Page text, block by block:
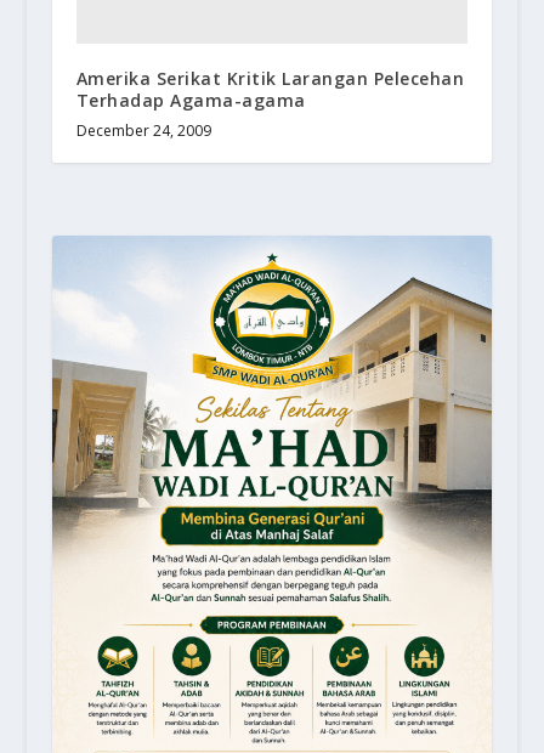
Amerika Serikat Kritik Larangan Pelecehan
Terhadap Agama-agama
December 24, 2009